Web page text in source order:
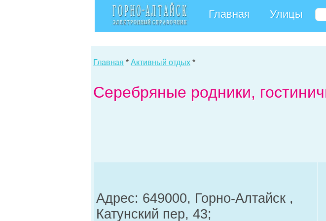
Главная Улицы
Главная * Активный отдых *
Серебряные родники,
Адрес: 649000, Горно-Алтайск ,
Катунский пер, 43;